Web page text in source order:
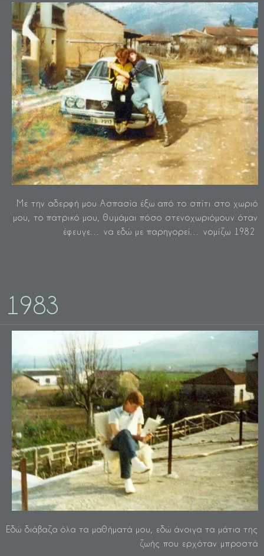
Με την αδερφή μου Ασπασία έξω από το σπίτι στο χωριό
μου, το πατρικό μου, θυμάμαι πόσο στενοχωριόμουν όταν
έφευγε… να εδώ με παρηγορεί… νομίζω 1982
1983
Εδώ διάβαζα όλα τα μαθήματά μου, εδώ άνοιγα τα μάτια της
ζωής που ερχόταν μπροστά